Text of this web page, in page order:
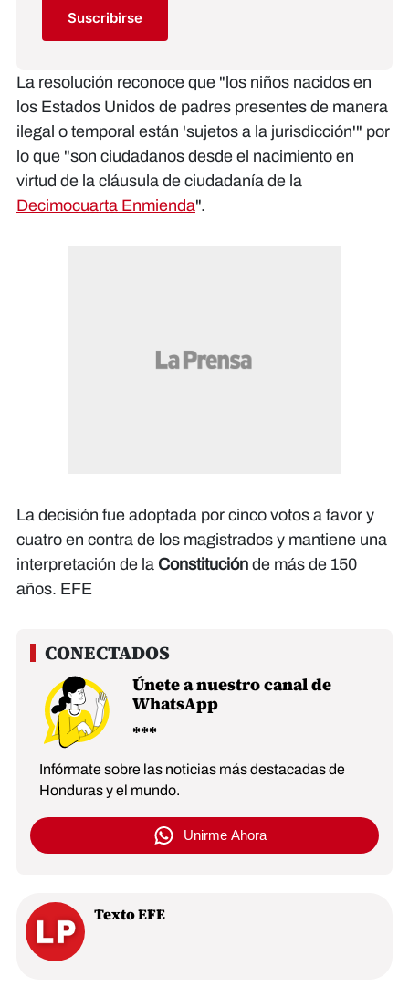
Suscribirse
La resolución reconoce que "los niños nacidos en
los Estados Unidos de padres presentes de manera
ilegal o temporal están 'sujetos a la jurisdicción'" por
lo que "son ciudadanos desde el nacimiento en
virtud de la cláusula de ciudadanía de la
Decimocuarta Enmienda".
La decisión fue adoptada por cinco votos a favor y
cuatro en contra de los magistrados y mantiene una
interpretación de la Constitución de más de 150
años. EFE
Únete a nuestro canal de
WhatsApp
Infórmate sobre las noticias más destacadas de
Honduras y el mundo.
Unirme Ahora
Texto EFE